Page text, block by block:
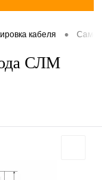
кабеля •
СЛМ